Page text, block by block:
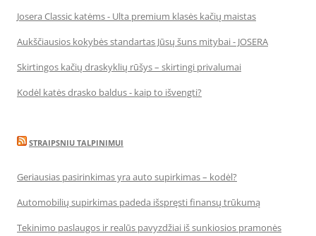
Josera Classic katėms - Ulta premium klasės kačių maistas
Aukščiausios kokybės standartas Jūsų šuns mitybai - JOSERA
Skirtingos kačių draskyklių rūšys – skirtingi privalumai
Kodėl katės drasko baldus - kaip to išvengti?
STRAIPSNIU TALPINIMUI
Geriausias pasirinkimas yra auto supirkimas – kodėl?
Automobilių supirkimas padeda išspręsti finansų trūkumą
Tekinimo paslaugos ir realūs pavyzdžiai iš sunkiosios pramonės